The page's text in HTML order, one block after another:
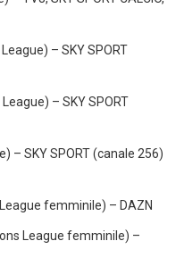
– SKY SPORT
– SKY SPORT
– SKY SPORT (canale 256)
femminile) – DAZN
League femminile) –